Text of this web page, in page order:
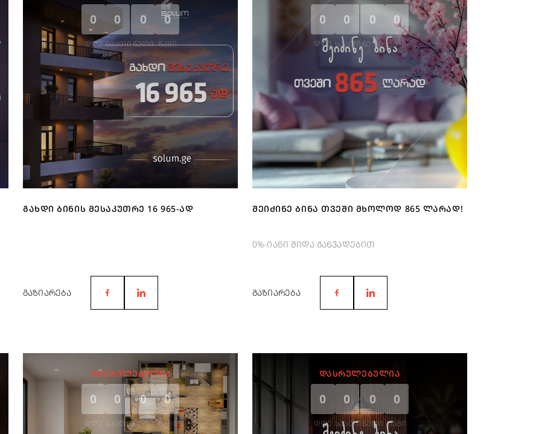
0
ᲓᲦᲔ
0
ᲡᲐᲐᲗᲘ
0
ᲬᲣᲗᲘ
0
ᲬᲐᲛᲘ
ᲒᲐᲮᲓᲘ ᲑᲘᲜᲘᲡ ᲛᲔᲡᲐᲙᲣᲗᲠᲔ 16 965-ᲐᲓ
ᲒᲐᲖᲘᲐᲠᲔᲑᲐ
0
ᲓᲦᲔ
0
ᲡᲐᲐᲗᲘ
0
ᲬᲣᲗᲘ
0
ᲬᲐᲛᲘ
ᲨᲔᲘᲫᲘᲜᲔ ᲑᲘᲜᲐ ᲗᲕᲔᲨᲘ ᲛᲮᲝᲚᲝᲓ 865 ᲚᲐᲠᲐᲓ!
0%-იანი შიდა განვადებით
ᲒᲐᲖᲘᲐᲠᲔᲑᲐ
ᲓᲐᲡᲠᲣᲚᲔᲑᲣᲚᲘᲐ
0
ᲓᲦᲔ
0
ᲡᲐᲐᲗᲘ
0
ᲬᲣᲗᲘ
0
ᲬᲐᲛᲘ
ᲓᲐᲡᲠᲣᲚᲔᲑᲣᲚᲘᲐ
0
ᲓᲦᲔ
0
ᲡᲐᲐᲗᲘ
0
ᲬᲣᲗᲘ
0
ᲬᲐᲛᲘ